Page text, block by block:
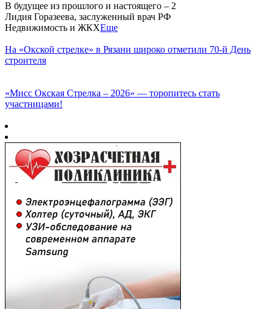
В будущее из прошлого и настоящего – 2
Лидия Горазеева, заслуженный врач РФ
Недвижимость и ЖКХЕще
На «Окской стрелке» в Рязани широко отметили 70-й День
строителя
«Мисс Окская Стрелка – 2026» — торопитесь стать
участницами!